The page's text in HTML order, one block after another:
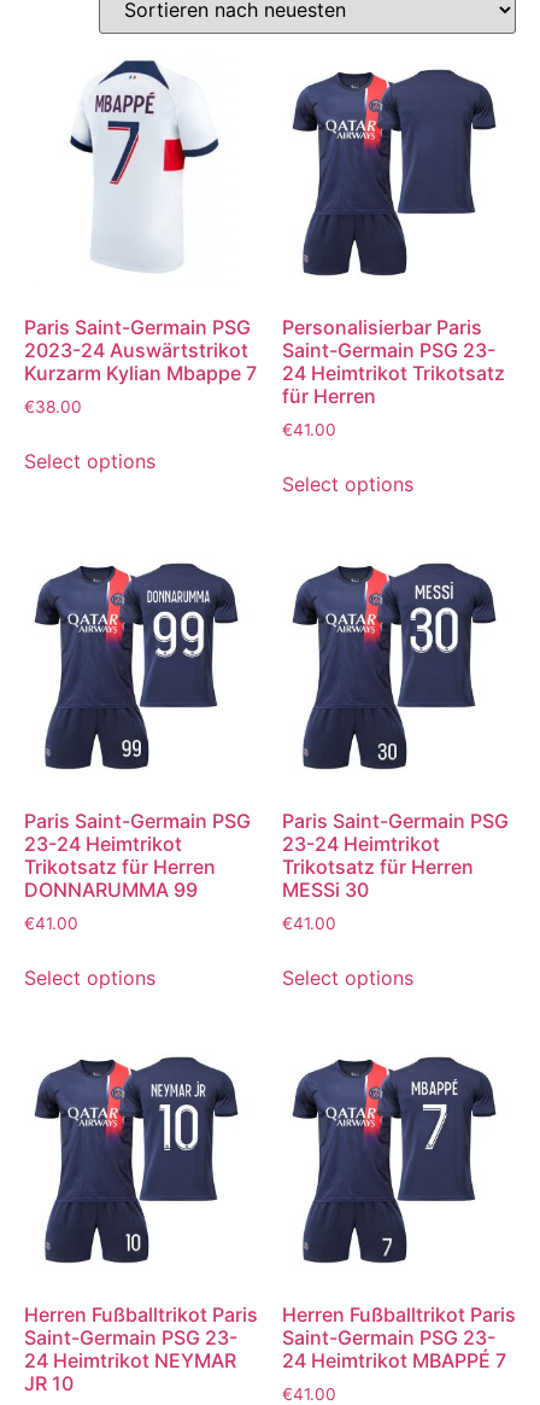
Paris Saint-Germain PSG
2023-24 Auswärtstrikot
Kurzarm Kylian Mbappe 7
€38.00
Select options
Personalisierbar Paris
Saint-Germain PSG 23-
24 Heimtrikot Trikotsatz
für Herren
€41.00
Select options
Paris Saint-Germain PSG
23-24 Heimtrikot
Trikotsatz für Herren
DONNARUMMA 99
€41.00
Select options
Paris Saint-Germain PSG
23-24 Heimtrikot
Trikotsatz für Herren
MESSi 30
€41.00
Select options
Herren Fußballtrikot Paris
Saint-Germain PSG 23-
24 Heimtrikot NEYMAR
JR 10
Herren Fußballtrikot Paris
Saint-Germain PSG 23-
24 Heimtrikot MBAPPÉ 7
€41.00